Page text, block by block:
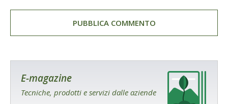
E-magazine
Tecniche, prodotti e servizi dalle aziende